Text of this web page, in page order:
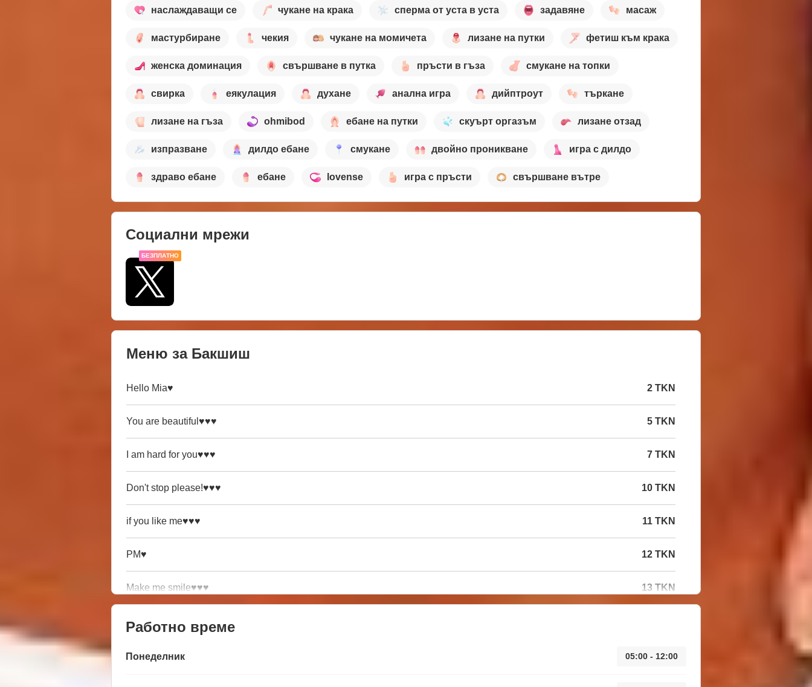
наслаждаващи се чукане на крака сперма от уста в уста задавяне масаж
мастурбиране чекия чукане на момичета лизане на путки фетиш към крака
женска доминация свършване в путка пръсти в гъза смукане на топки
свирка еякулация духане анална игра дийптроут търкане
лизане на гъза ohmibod ебане на путки скуърт оргазъм лизане отзад
изпразване дилдо ебане смукане двойно проникване игра с дилдо
здраво ебане ебане lovense игра с пръсти свършване вътре
Социални мрежи
БЕЗПЛАТНО
Меню за Бакшиш
Hello Mia♥ 2 TKN
You are beautiful♥♥♥ 5 TKN
I am hard for you♥♥♥ 7 TKN
Don't stop please!♥♥♥ 10 TKN
if you like me♥♥♥ 11 TKN
PM♥ 12 TKN
Make me smile♥♥♥ 13 TKN
Работно време
Понеделник 05:00 - 12:00